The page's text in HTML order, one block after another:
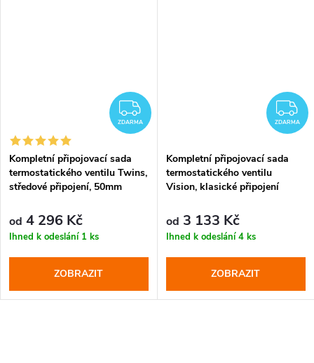
ZDARMA
ZDARMA
Kompletní připojovací sada
termostatického ventilu Twins,
středové připojení, 50mm
od 4 296 Kč
Ihned k odeslání 1 ks
ZOBRAZIT
ZDARMA
Kompletní připojovací sada
termostatického ventilu
Vision, klasické připojení
od 3 133 Kč
Ihned k odeslání4 ks
ZOBRAZIT